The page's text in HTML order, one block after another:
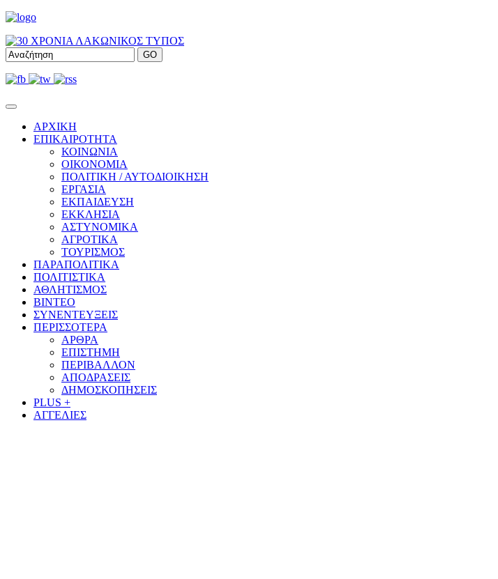
ΑΡΧΙΚΗ
ΕΠΙΚΑΙΡΟΤΗΤΑ
ΚΟΙΝΩΝΙΑ
ΟΙΚΟΝΟΜΙΑ
ΠΟΛΙΤΙΚΗ / ΑΥΤΟΔΙΟΙΚΗΣΗ
ΕΡΓΑΣΙΑ
ΕΚΠΑΙΔΕΥΣΗ
ΕΚΚΛΗΣΙΑ
ΑΣΤΥΝΟΜΙΚΑ
ΑΓΡΟΤΙΚΑ
ΤΟΥΡΙΣΜΟΣ
ΠΑΡΑΠΟΛΙΤΙΚΑ
ΠΟΛΙΤΙΣΤΙΚΑ
ΑΘΛΗΤΙΣΜΟΣ
ΒΙΝΤΕΟ
ΣΥΝΕΝΤΕΥΞΕΙΣ
ΠΕΡΙΣΣΟΤΕΡΑ
ΑΡΘΡΑ
ΕΠΙΣΤΗΜΗ
ΠΕΡΙΒΑΛΛΟΝ
ΑΠΟΔΡΑΣΕΙΣ
ΔΗΜΟΣΚΟΠΗΣΕΙΣ
PLUS +
ΑΓΓΕΛΙΕΣ